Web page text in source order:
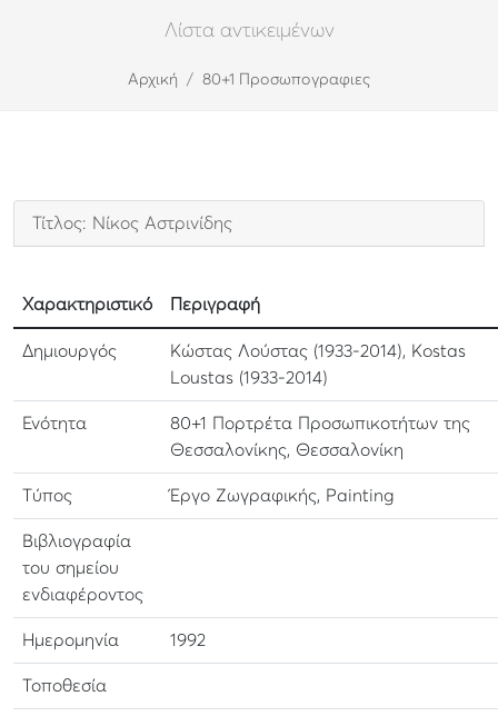
Λίστα αντικειμένων
Αρχική 80+1 Προσωπογραφιες
Τίτλος: Νίκος Αστρινίδης
Χαρακτηριστικό Περιγραφή
Δημιουργός
Κώστας Λούστας (1933-2014), Kostas
Loustas (1933-2014)
Ενότητα
80+1 Πορτρέτα Προσωπικοτήτων της
Θεσσαλονίκης, Θεσσαλονίκη
Τύπος Έργο Ζωγραφικής, Painting
Βιβλιογραφία
του σημείου
ενδιαφέροντος
Ημερομηνία 1992
Τοποθεσία